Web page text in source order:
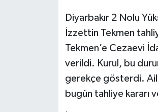
Diyarbakır 2 Nolu
İzzettin Tekmen
Tekmen’e Cezaevi
verildi. Kurul, bu
gerekçe gösterdi.
bugün tahliye kararı